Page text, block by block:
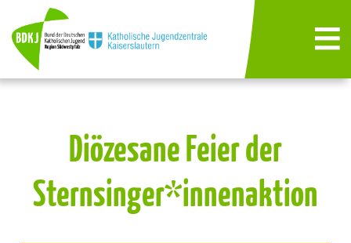
Diözesane Feier der
Sternsinger*innenaktion